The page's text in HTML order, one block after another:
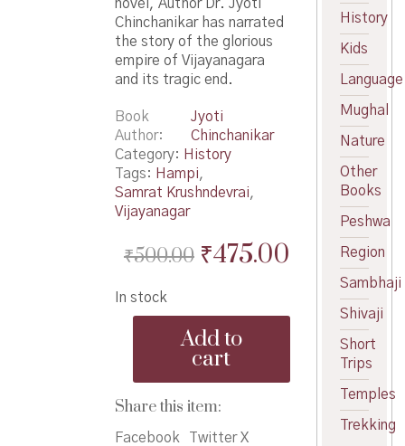
novel, Author Dr. Jyoti
Chinchanikar has narrated
the story of the glorious
empire of Vijayanagara
and its tragic end.
Book
Author
Jyoti
Chinchanikar
Category: History
Tags: Hampi,
Samrat Krushndevrai,
Vijayanagar
₹500.00 Original
was:
₹500.00.
₹475.00Current
price
is:
₹475.00.
In stock
Vaibhavshali
Samrajyachi
-
कहाणी
Add to
cart
Share this item:
Facebook
Twitter X
History
Kids
Language
Mughal
Nature
Other
Books
Peshwa
Region
Sambhaji
Shivaji
Short
Trips
Temples
Trekking